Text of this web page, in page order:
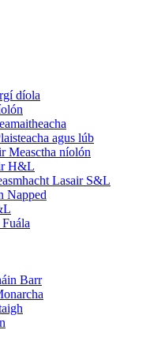
díola
agus lúb
Measctha níolón
H&L
Lasair S&L
Napped
Barr